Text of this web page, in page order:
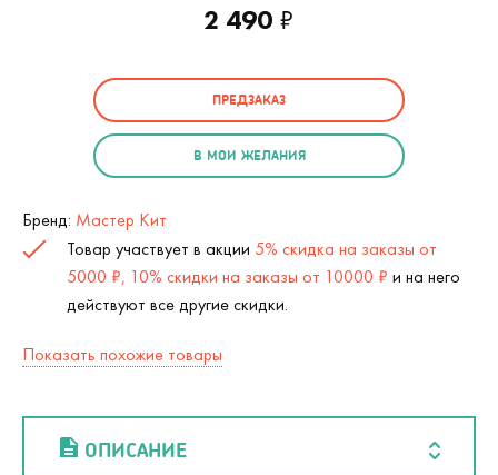
2 490 ₽
ПРЕДЗАКАЗ
В МОИ ЖЕЛАНИЯ
Бренд: Мастер Кит
Товар участвует в акции 5% скидка на заказы от
5000 ₽, 10% скидки на заказы от 10000 ₽ и на него
действуют все другие скидки.
Показать похожие товары
ОПИСАНИЕ